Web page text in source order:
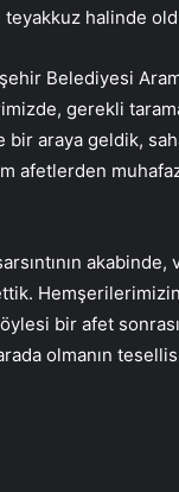
halinde
Belediyesi
gerekli
araya geldik,
afetlerden
bir afet
olmanın